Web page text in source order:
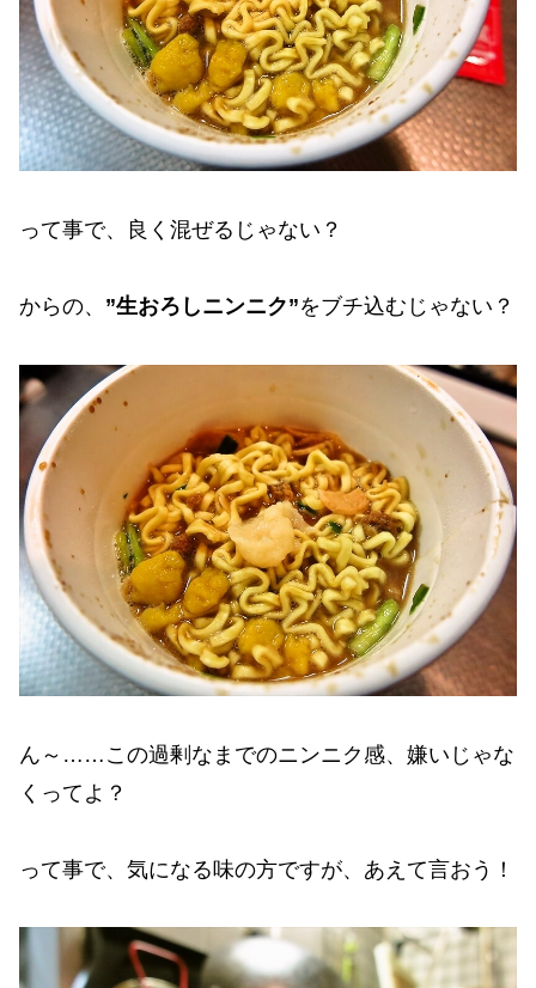
って事で、良く混ぜるじゃない？
からの、 ”生おろしニンニク”をブチ込むじゃない？
ん～……この過剰なまでのニンニク感、嫌いじゃな
くってよ？
って事で、気になる味の方ですが、あえて言おう！